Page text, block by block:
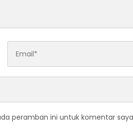
peramban ini untuk komentar saya